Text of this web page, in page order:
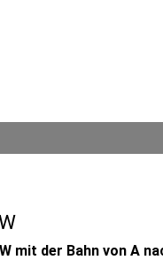
mit der Bahn von A